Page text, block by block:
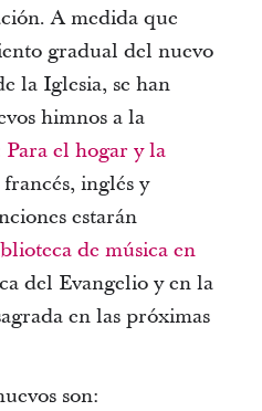
A medida que
gradual del nuevo
la Iglesia, se han
himnos a la
el hogar y la
inglés y
estarán
de música en
del Evangelio y en la
en las próximas
son: